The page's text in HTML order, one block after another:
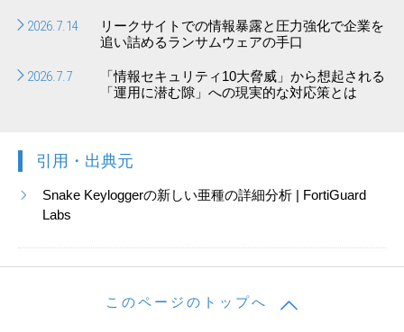
2026.7.14
リークサイトでの情報暴露と圧力強化で企業を
追い詰めるランサムウェアの手口
2026.7.7
「情報セキュリティ10大脅威」から想起される
「運用に潜む隙」への現実的な対応策とは
引用・出典元
Snake Keyloggerの新しい亜種の詳細分析 | FortiGuard
Labs
このページのトップへ